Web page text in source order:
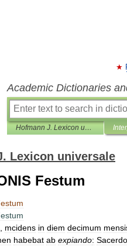
Academic Dictionaries
Hofmann J. Lexicon universale
Lexicon universale
Festum
mcidens in diem decimum
habebat ab expiando: